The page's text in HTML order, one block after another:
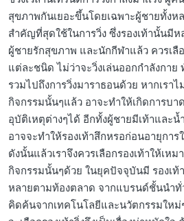
สุขภาพกันเยอะขึ้นโดยเฉพาะผู้ชายทั้งห
สำคัญที่สุดใช้ในการวิ่ง ซึ่งรองเท้านั้นมี
ผู้ชายรักสุขภาพ และนักกีฬาแล้ว ควรเลื
แต่ละชนิด ไม่ว่าจะวิ่งเล่นออกกำลังกา
รวมไปถึงการวิ่งมาราธอนด้วย หากเราไ
กิจกรรมนั้นๆแล้ว อาจะทำให้เกิดการบา
อุบัติเหตุต่างๆได้ อีกทั้งผู้ชายมีเท้าและน้
อาจจะทำให้รองเท้าสึกหรอก่อนอายุกา
ดังนั้นแล้วเราจึงควรเลือกรองเท้าให้เห
กิจกรรมนั้นๆด้วย ในยุคปัจจุบันมี รองเท้
หลายตามท้องตลาด จากแบรนด์ชั้นนำทั่
คิดค้นจากเทคโนโลยีและนวัตกรรมให